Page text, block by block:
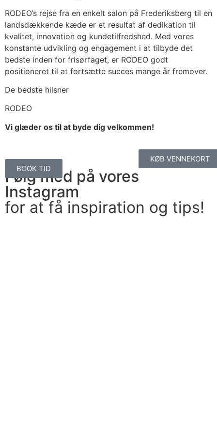
RODEO’s rejse fra en enkelt salon på Frederiksberg til en
landsdækkende kæde er et resultat af dedikation til
kvalitet, innovation og kundetilfredshed. Med vores
konstante udvikling og engagement i at tilbyde det
bedste inden for frisørfaget, er RODEO godt
positioneret til at fortsætte succes mange år fremover.
De bedste hilsner
RODEO
Vi glæder os til at byde dig velkommen!
KØB VENNEKORT
BOOK TID
Følg med på vores
Instagram
for at få inspiration og tips!